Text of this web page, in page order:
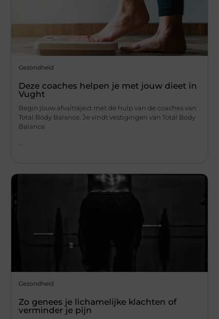
Gezondheid
Deze coaches helpen je met jouw dieet in
Vught
Begin jouw afvaltraject met de hulp van de coaches van
Total Body Balance. Je vindt vestigingen van Total Body
Balance
Gezondheid
Zo genees je lichamelijke klachten of
verminder je pijn